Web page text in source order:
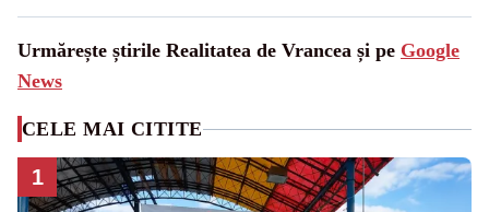
Urmărește știrile Realitatea de Vrancea și pe Google
News
CELE MAI CITITE
1